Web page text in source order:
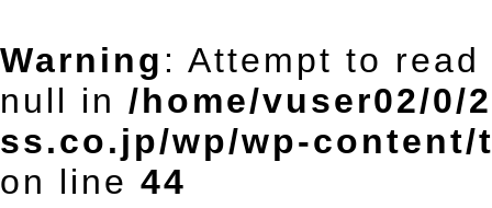
Warning : Attempt to
null in /home/vuser02/0/
ss.co.jp/wp/wp-content/
on line 44